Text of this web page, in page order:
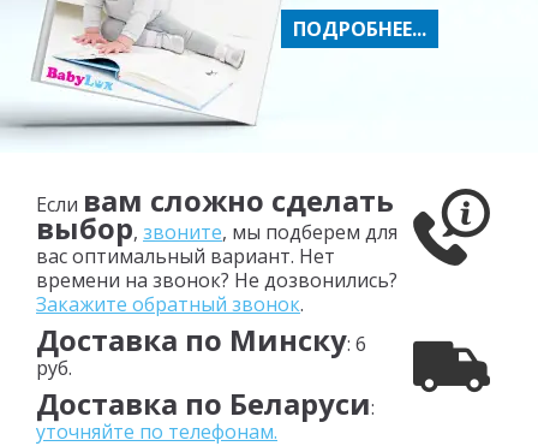
ПОДРОБНЕЕ...
Если вам сложно сделать
выбор, звоните, мы подберем для
вас оптимальный вариант. Нет
времени на звонок? Не дозвонились?
Закажите обратный звонок.
Доставка по Минску: 6
руб.
Доставка по Беларуси:
уточняйте по телефонам.